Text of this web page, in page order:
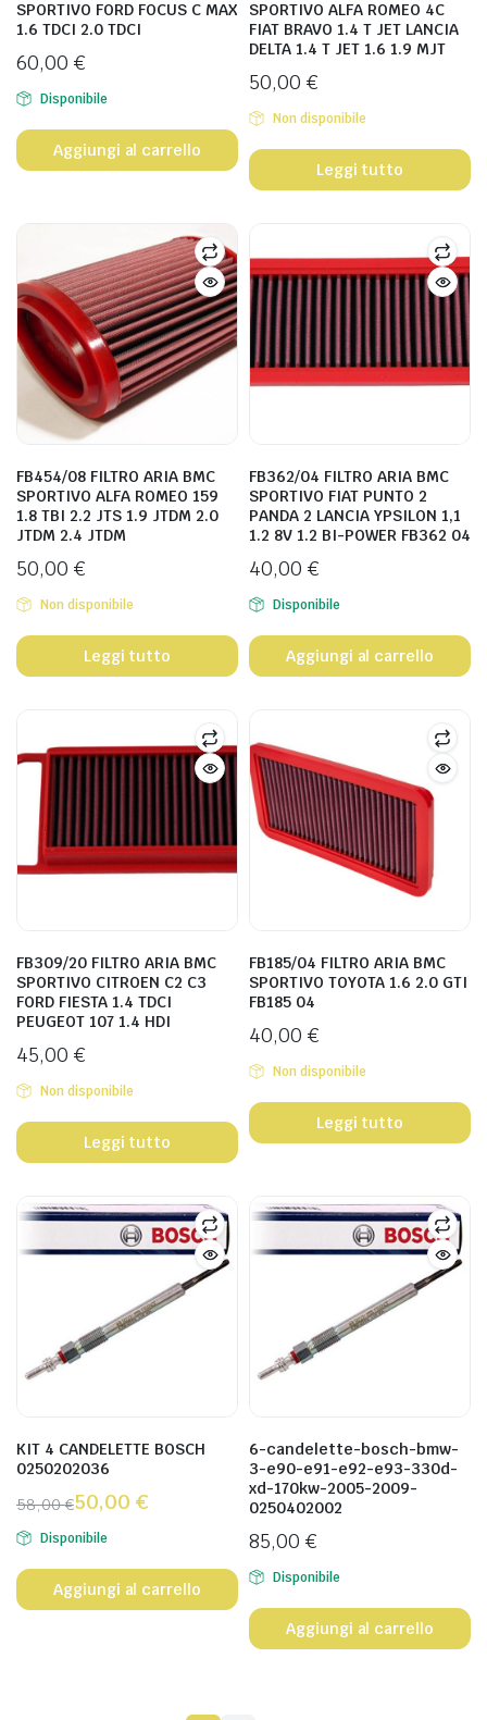
SPORTIVO FORD FOCUS C MAX
1.6 TDCI 2.0 TDCI
60,00 €
Disponibile
Aggiungi al carrello
SPORTIVO ALFA ROMEO 4C
FIAT BRAVO 1.4 T JET LANCIA
DELTA 1.4 T JET 1.6 1.9 MJT
50,00 €
Non disponibile
Leggi tutto
FB454/08 FILTRO ARIA BMC
SPORTIVO ALFA ROMEO 159
1.8 TBI 2.2 JTS 1.9 JTDM 2.0
JTDM 2.4 JTDM
50,00 €
Non disponibile
Leggi tutto
FB362/04 FILTRO ARIA BMC
SPORTIVO FIAT PUNTO 2
PANDA 2 LANCIA YPSILON 1,1
1.2 8V 1.2 BI-POWER FB362 04
40,00 €
Disponibile
Aggiungi al carrello
FB309/20 FILTRO ARIA BMC
SPORTIVO CITROEN C2 C3
FORD FIESTA 1.4 TDCI
PEUGEOT 107 1.4 HDI
45,00 €
Non disponibile
Leggi tutto
FB185/04 FILTRO ARIA BMC
SPORTIVO TOYOTA 1.6 2.0 GTI
FB185 04
40,00 €
Non disponibile
Leggi tutto
KIT 4 CANDELETTE BOSCH
0250202036
58,00€50,00 €
Disponibile
Aggiungi al carrello
6-candelette-bosch-bmw-
3-e90-e91-e92-e93-330d-
xd-170kw-2005-2009-
0250402002
85,00 €
Disponibile
Aggiungi al carrello